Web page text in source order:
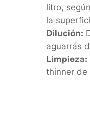
litro,
la
Dilución:
aguarrás
Limpieza:
thinner de